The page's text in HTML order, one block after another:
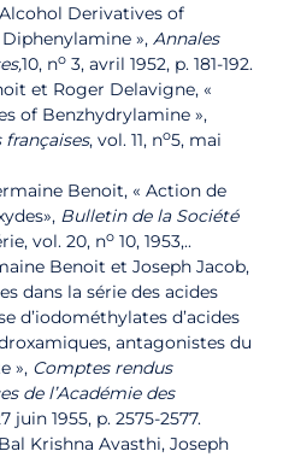
Derivatives of
», Annales
,10, no 3,‎ avril 1952, p. 181-192.
et Roger Delavigne, «
of Benzhydrylamine »,
, vol. 11, no5,‎ mai
Benoit, « Action de
Bulletin de la Société
vol. 20, no 10,‎ 1953,..
Benoit et Joseph Jacob,
dans la série des acides
d’iodométhylates d’acides
antagonistes du
», Comptes rendus
de l’Académie des
juin 1955, p. 2575-2577.
Krishna Avasthi, Joseph